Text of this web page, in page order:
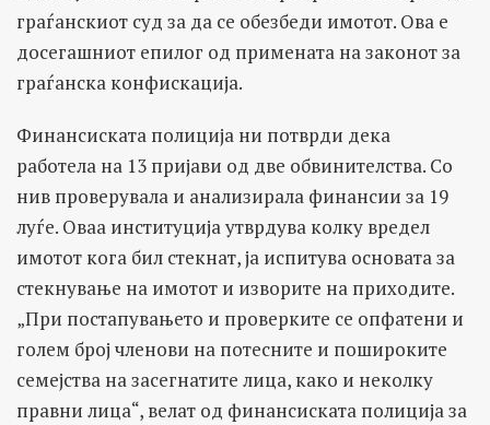
граѓанскиот суд за да се обезбеди имотот. Ова е
досегашниот епилог од примената на законот за
граѓанска конфискација.
Финансиската полиција ни потврди дека
работела на 13 пријави од две обвинителства. Со
нив проверувала и анализирала финансии за 19
луѓе. Оваа институција утврдува колку вредел
имотот кога бил стекнат, ја испитува основaтa за
стекнување на имотот и изворите на приходите.
„При постапувањето и проверките се опфатени и
голем број членови на потесните и пошироките
семејства на засегнатите лица, како и неколку
правни лица“, велат од финансиската полиција за